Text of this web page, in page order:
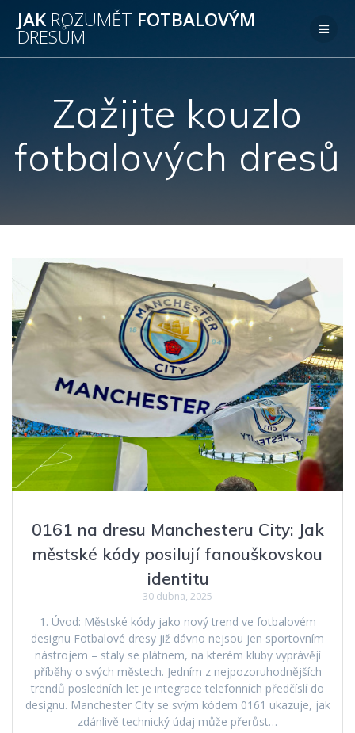
na
JAK ROZUMĚT FOTBALOVÝM
DRESŮM
Zažijte kouzlo
fotbalových dresů
0161 na dresu Manchesteru City: Jak
městské kódy posilují fanouškovskou
identitu
30 dubna, 2025
1. Úvod: Městské kódy jako nový trend ve fotbalovém
designu Fotbalové dresy již dávno nejsou jen sportovním
nástrojem – staly se plátnem, na kterém kluby vyprávějí
příběhy o svých městech. Jedním z nejpozoruhodnějších
trendů posledních let je integrace telefonních předčíslí do
designu. Manchester City se svým kódem 0161 ukazuje, jak
zdánlivě technický údaj může přerůst…